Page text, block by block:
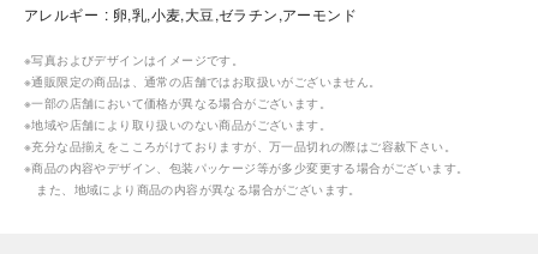
アレルギー 卵,乳,小麦,大豆,ゼラチン,アーモンド
※写真およびデザインはイメージです。
※通販限定の商品は、通常の店舗ではお取扱いがございません。
※一部の店舗において価格が異なる場合がございます。
※地域や店舗により取り扱いのない商品がございます。
※充分な品揃えをこころがけておりますが、万一品切れの際はご容赦下さい。
※商品の内容やデザイン、包装パッケージ等が多少変更する場合がございます。
また、地域により商品の内容が異なる場合がございます。